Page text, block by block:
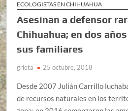
ECOLOGISTAS EN CHIHUAHUA
Asesinan a defensor
Chihuahua; en dos
sus familiares
grieta 25 octubre, 2018
Desde 2007 Julián Carrillo
de recursos naturales en los